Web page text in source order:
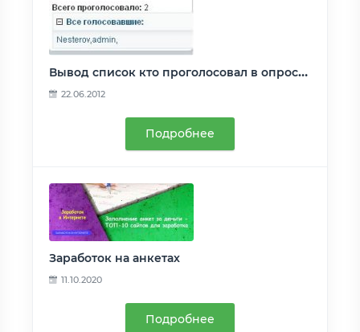
Вывод список кто проголосовал в опросах для dle
22.06.2012
Подробнее
Заработок на анкетах
11.10.2020
Подробнее